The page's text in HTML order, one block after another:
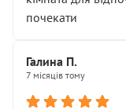
почекати
Галина П.
7 місяців тому